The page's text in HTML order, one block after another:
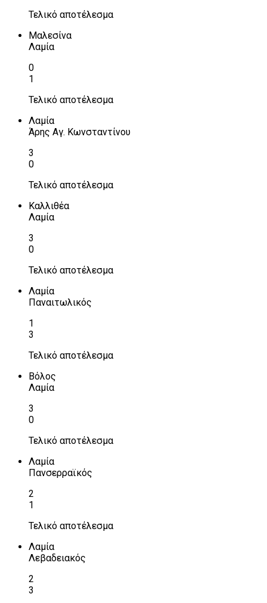
Τελικό αποτέλεσμα
Μαλεσίνα
Λαμία
0
1
Τελικό αποτέλεσμα
Λαμία
Άρης Αγ. Κωνσταντίνου
3
0
Τελικό αποτέλεσμα
Καλλιθέα
Λαμία
3
0
Τελικό αποτέλεσμα
Λαμία
Παναιτωλικός
1
3
Τελικό αποτέλεσμα
Βόλος
Λαμία
3
0
Τελικό αποτέλεσμα
Λαμία
Πανσερραϊκός
2
1
Τελικό αποτέλεσμα
Λαμία
Λεβαδειακός
2
3